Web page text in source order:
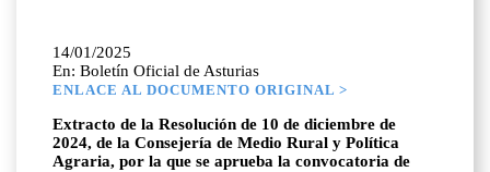
14/01/2025
En: Boletín Oficial de Asturias
ENLACE AL DOCUMENTO ORIGINAL >
Extracto de la Resolución de 10 de diciembre de
2024, de la Consejería de Medio Rural y Política
Agraria, por la que se aprueba la convocatoria de